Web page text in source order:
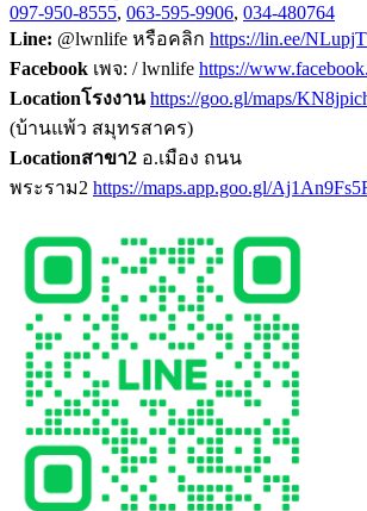
097-950-8555, 063-595-9906, 034-480764
Line: @lwnlife หรือคลิก https://lin.ee/
Facebook เพจ: / lwnlife https://
Locationโรงงาน https://goo.gl/maps/
(บ้านแพ้ว สมุทรสาคร)
Locationสาขา2 อ.เมือง ถนน
พระราม2 https://maps.app.goo.gl/